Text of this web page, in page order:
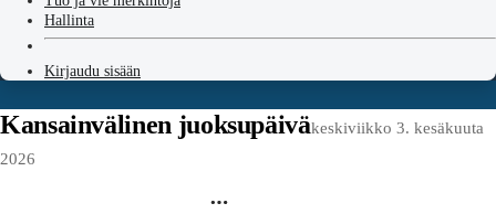
Hallinta
Kirjaudu sisään
Kansainvälinen juoksupäiväkeskiviikko 3. kesäkuuta
2026